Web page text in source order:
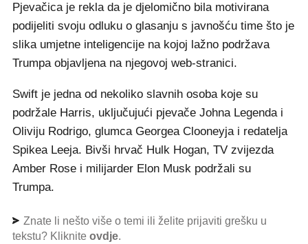
Pjevačica je rekla da je djelomično bila motivirana
podijeliti svoju odluku o glasanju s javnošću time što je
slika umjetne inteligencije na kojoj lažno podržava
Trumpa objavljena na njegovoj web-stranici.
Swift je jedna od nekoliko slavnih osoba koje su
podržale Harris, uključujući pjevače Johna Legenda i
Oliviju Rodrigo, glumca Georgea Clooneyja i redatelja
Spikea Leeja. Bivši hrvač Hulk Hogan, TV zvijezda
Amber Rose i milijarder Elon Musk podržali su
Trumpa.
Znate li nešto više o temi ili želite prijaviti grešku u
tekstu? Kliknite ovdje.